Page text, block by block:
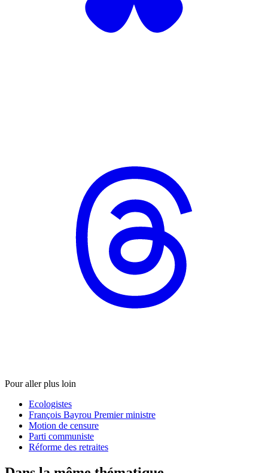
Pour aller plus loin
Ecologistes
François Bayrou Premier ministre
Motion de censure
Parti communiste
Réforme des retraites